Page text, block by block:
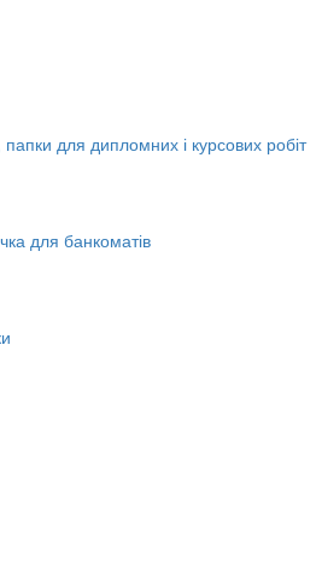
для дипломних і курсових робіт
для банкоматів